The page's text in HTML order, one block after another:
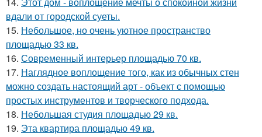
вдали от городской суеты.
15. Небольшое, но очень уютное пространство
площадью 33 кв.
16. Современный интерьер площадью 70 кв.
17. Наглядное воплощение того, как из обычных стен
можно создать настоящий арт - объект с помощью
простых инструментов и творческого подхода.
18. Небольшая студия площадью 29 кв.
19. Эта квартира площадью 49 кв.